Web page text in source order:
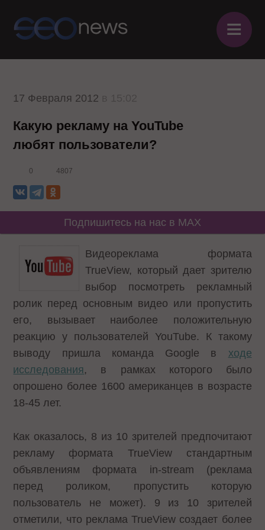
≡
17 Февраля 2012
Какую рекламу на YouTube
любят пользователи?
0 4807
Подпишитесь на нас в MAX
Видеореклама формата
TrueView, который дает зрителю
выбор посмотреть рекламный
ролик перед основным видео или пропустить
его, вызывает наиболее положительную
реакцию у пользователей YouTube. К такому
выводу пришла команда Google в ходе
исследования, в рамках которого было
опрошено более 1600 американцев в возрасте
18-45 лет.
Как оказалось, 8 из 10 зрителей предпочитают
рекламу формата TrueView стандартным
объявлениям формата in-stream (реклама
перед роликом, пропустить которую
пользователь не может). 9 из 10 зрителей
отметили, что реклама TrueView создает более